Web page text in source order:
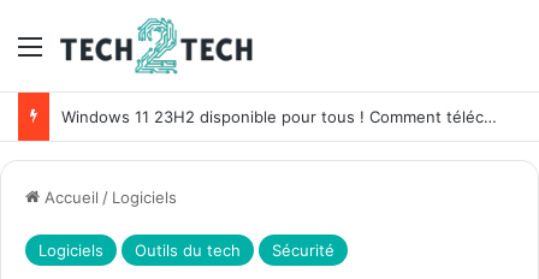
Menu
Windows 11 23H2 disponible pour tous ! Comment télécharger Windows 11 Sun Valley 3 ?
Accueil / Logiciels
Logiciels Outils du tech Sécurité